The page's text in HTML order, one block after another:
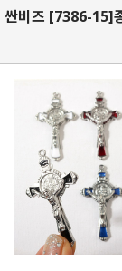
싼비즈 [7386-15]